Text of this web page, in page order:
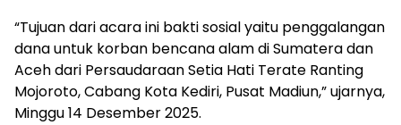
“Tujuan dari acara ini bakti sosial yaitu penggalangan
dana untuk korban bencana alam di Sumatera dan
Aceh dari Persaudaraan Setia Hati Terate Ranting
Mojoroto, Cabang Kota Kediri, Pusat Madiun,” ujarnya,
Minggu 14 Desember 2025.